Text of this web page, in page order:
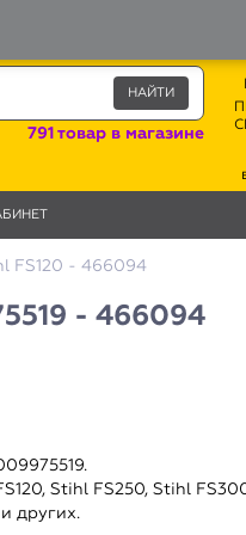
FS120 - 466094
- 466094
Stihl FS250, Stihl
других.
791 товар в магазине